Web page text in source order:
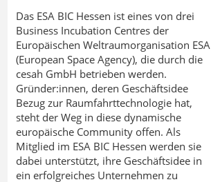
Das ESA BIC Hessen ist eines von drei
Business Incubation Centres der
Europäischen Weltraumorganisation ESA
(European Space Agency), die durch die
cesah GmbH betrieben werden.
Gründer:innen, deren Geschäftsidee
Bezug zur Raumfahrttechnologie hat,
steht der Weg in diese dynamische
europäische Community offen. Als
Mitglied im ESA BIC Hessen werden sie
dabei unterstützt, ihre Geschäftsidee in
ein erfolgreiches Unternehmen zu